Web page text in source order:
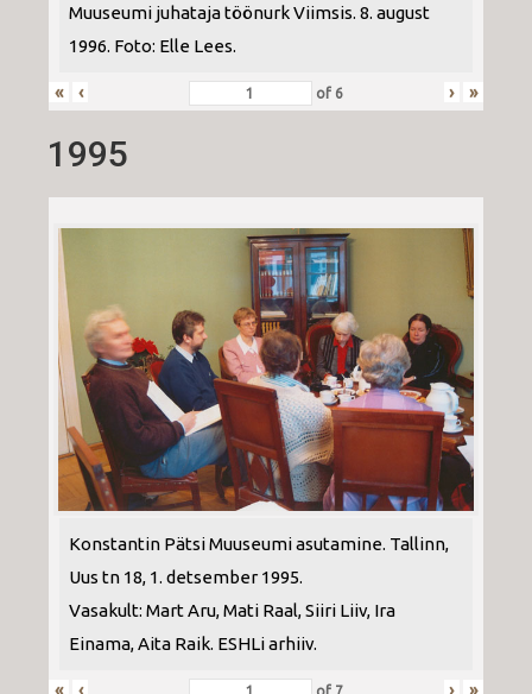
Muuseumi juhataja töönurk Viimsis. 8. august
1996. Foto: Elle Lees.
« ‹ of 6 › »
1995
Konstantin Pätsi Muuseumi asutamine. Tallinn,
Uus tn 18, 1. detsember 1995.
Vasakult: Mart Aru, Mati Raal, Siiri Liiv, Ira
Einama, Aita Raik. ESHLi arhiiv.